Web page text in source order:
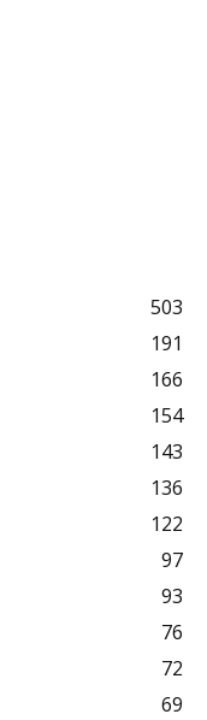
503
191
166
154
143
136
122
97
93
76
72
69